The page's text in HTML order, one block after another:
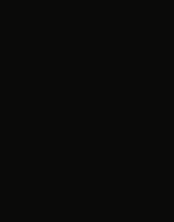
nouvel onglet
onglet
un nouvel onglet